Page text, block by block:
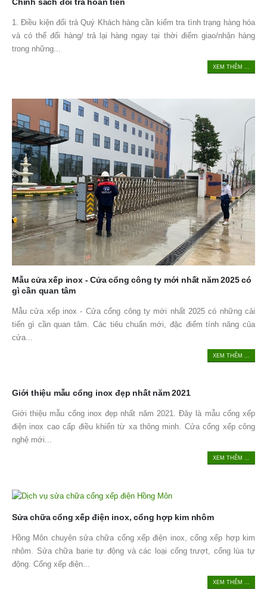
1. Điều kiện đổi trả Quý Khách hàng cần kiểm tra tình trạng hàng hóa
và có thể đổi hàng/ trả lại hàng ngay tại thời điểm giao/nhận hàng
trong những...
XEM THÊM ...
Mẫu cửa xếp inox - Cửa cổng công ty mới nhất năm 2025 có
gì cần quan tâm
Mẫu cửa xếp inox - Cửa cổng công ty mới nhất 2025 có những cải
tiến gì cần quan tâm. Các tiêu chuẩn mới, đặc điểm tính năng của
cửa...
XEM THÊM ...
Giới thiệu mẫu cổng inox đẹp nhất năm 2021
Giới thiệu mẫu cổng inox đẹp nhất năm 2021. Đây là mẫu cổng xếp
điện inox cao cấp điều khiển từ xa thông minh. Cửa cổng xếp công
nghệ mới...
XEM THÊM ...
Sửa chữa cổng xếp điện inox, cổng hợp kim nhôm
Hồng Môn chuyên sửa chữa cổng xếp điện inox, cổng xếp hợp kim
nhôm. Sửa chữa barie tự động và các loại cổng trượt, cổng lùa tự
động. Cổng xếp điện...
XEM THÊM ...